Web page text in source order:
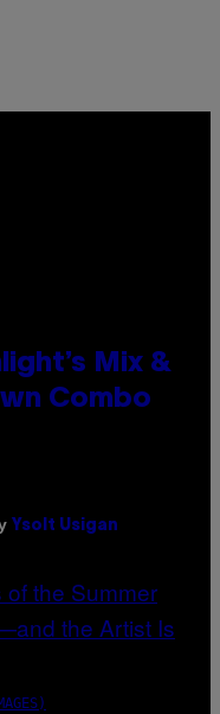
Mix &
Combo
Ysolt Usigan